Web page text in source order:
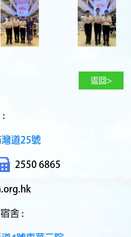
返回>
:
道25號
2550 6865
舍 :